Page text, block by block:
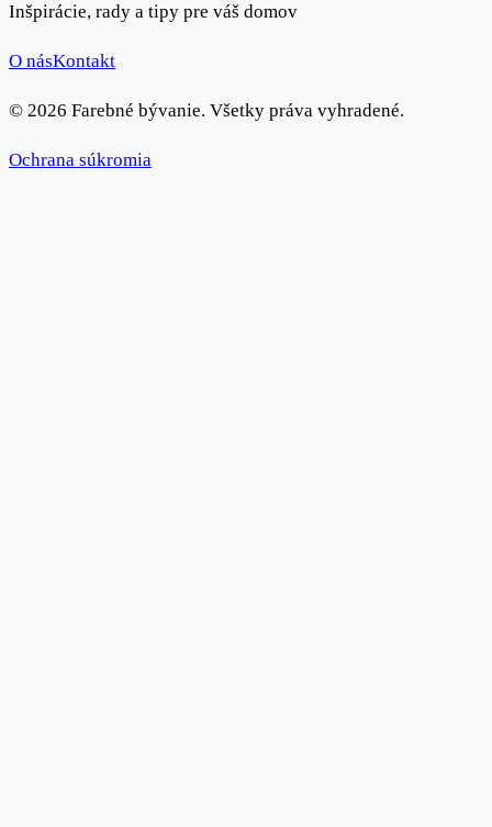
Inšpirácie, rady a tipy pre váš domov
O násKontakt
© 2026 Farebné bývanie. Všetky práva vyhradené.
Ochrana súkromia